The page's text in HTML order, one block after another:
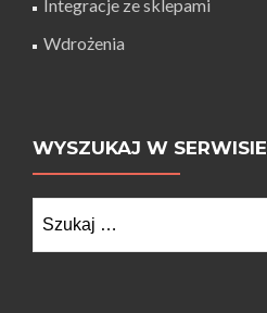
Integracje ze sklepami
Wdrożenia
WYSZUKAJ W SERWISIE